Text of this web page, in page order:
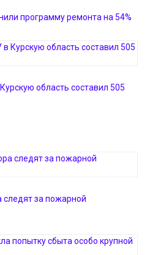
программу ремонта на 54%
область составил 505
следят за пожарной